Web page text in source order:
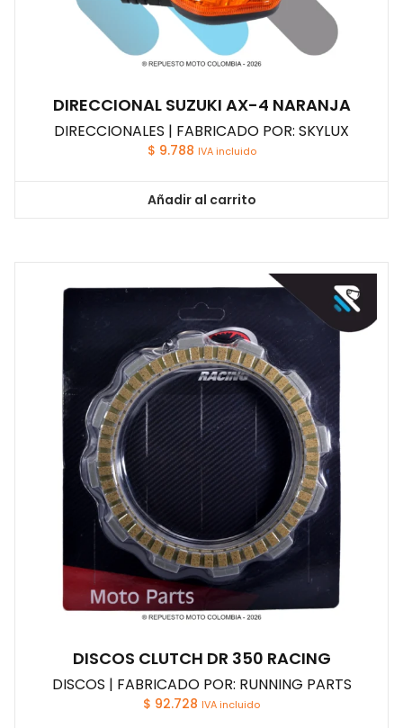
DIRECCIONAL SUZUKI AX-4 NARANJA
DIRECCIONALES | FABRICADO POR: SKYLUX
$ 9.788 IVA incluido
Añadir al carrito
DISCOS CLUTCH DR 350 RACING
DISCOS | FABRICADO POR: RUNNING PARTS
$ 92.728 IVA incluido